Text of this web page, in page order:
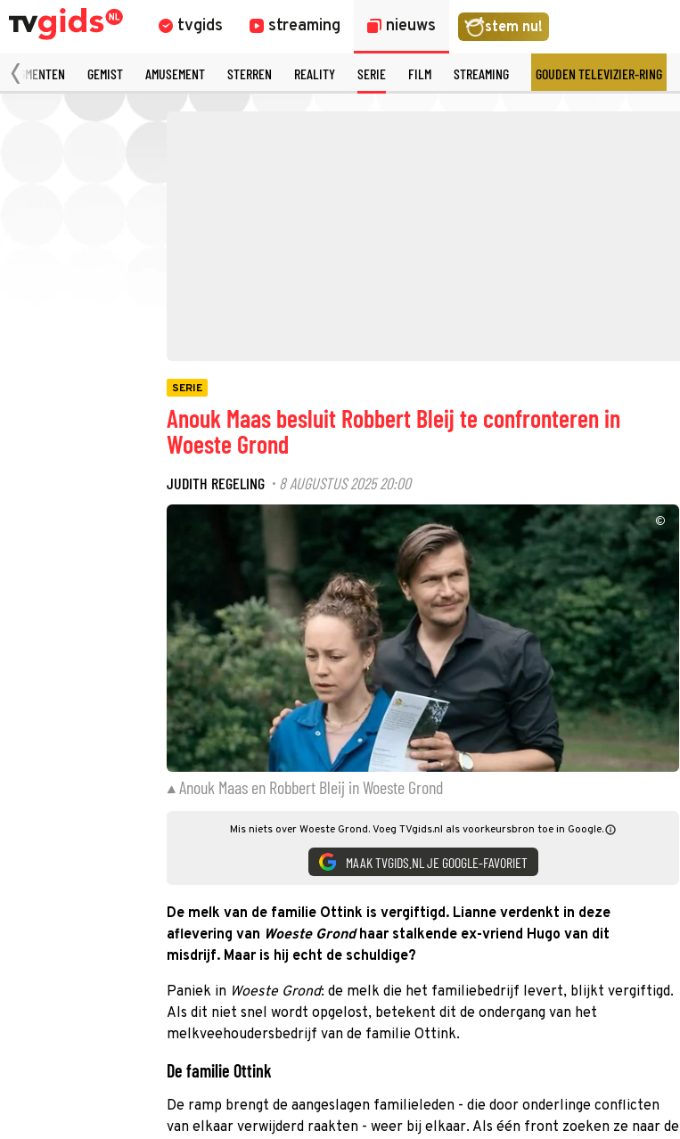
tvgids streaming nieuws stem nu!
GEMIST AMUSEMENT STERREN REALITY SERIE FILM STREAMING GOUDEN TELEVIZIER-RING
SERIE
Anouk Maas besluit Robbert Bleij te confronteren in
Woeste Grond
JUDITH REGELING · 8 AUGUSTUS 2025 20:00
©
Anouk Maas en Robbert Bleij in Woeste Grond
Mis niets over Woeste Grond. Voeg TVgids.nl als voorkeursbron toe in Google.
MAAK TVGIDS.NL JE GOOGLE-FAVORIET
De melk van de familie Ottink is vergiftigd. Lianne verdenkt in deze
aflevering van Woeste Grondhaar stalkende ex-vriend Hugo van dit
misdrijf. Maar is hij echt de schuldige?
Paniek in Woeste Grond: de melk die het familiebedrijf levert, blijkt vergiftigd.
Als dit niet snel wordt opgelost, betekent dit de ondergang van het
melkveehoudersbedrijf van de familie Ottink.
De familie Ottink
De ramp brengt de aangeslagen familieleden - die door onderlinge conflicten
van elkaar verwijderd raakten - weer bij elkaar. Als één front zoeken ze naar de